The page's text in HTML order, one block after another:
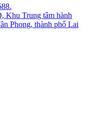
Khu Trung tâm hành
Phong, thành phố Lai